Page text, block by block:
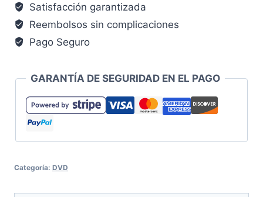
producto
vuelva
a
disponible.
Satisfacción garantizada
Reembolsos sin complicaciones
Pago Seguro
GARANTÍA DE SEGURIDAD EN EL PAGO
Categoría: DVD